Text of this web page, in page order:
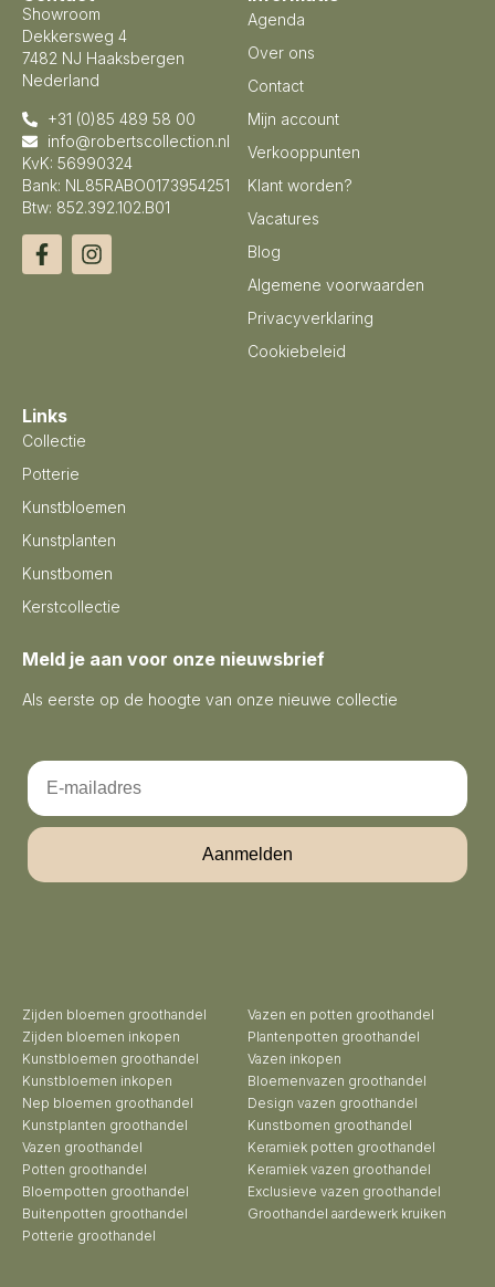
Showroom
Dekkersweg 4
7482 NJ Haaksbergen
Nederland
+31 (0)85 489 58 00
info@robertscollection.nl
KvK: 56990324
Bank: NL85RABO0173954251
Btw: 852.392.102.B01
Agenda
Over ons
Contact
Mijn account
Verkooppunten
Klant worden?
Vacatures
Blog
Algemene voorwaarden
Privacyverklaring
Cookiebeleid
Links
Collectie
Potterie
Kunstbloemen
Kunstplanten
Kunstbomen
Kerstcollectie
Meld je aan voor onze nieuwsbrief
Als eerste op de hoogte van onze nieuwe collectie
Email
Aanmelden
Zijden bloemen groothandel
Zijden bloemen inkopen
Kunstbloemen groothandel
Kunstbloemen inkopen
Nep bloemen groothandel
Kunstplanten groothandel
Vazen groothandel
Potten groothandel
Bloempotten groothandel
Buitenpotten groothandel
Potterie groothandel
Vazen en potten groothandel
Plantenpotten groothandel
Vazen inkopen
Bloemenvazen groothandel
Design vazen groothandel
Kunstbomen groothandel
Keramiek potten groothandel
Keramiek vazen groothandel
Exclusieve vazen groothandel
Groothandel aardewerk kruiken